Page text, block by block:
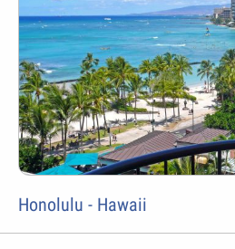
Honolulu - Hawaii